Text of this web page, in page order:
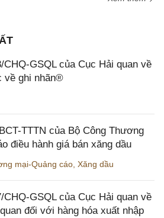
CHQ-GSQL của Cục Hải quan về
về ghi nhãn®
TTTN của Bộ Công Thương
điều hành giá bán xăng dầu
mại-Quảng cáo Xăng dầu
CHQ-GSQL của Cục Hải quan về
đối với hàng hóa xuất nhập